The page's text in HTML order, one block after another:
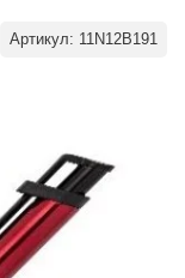
Артикул: 11N12B191